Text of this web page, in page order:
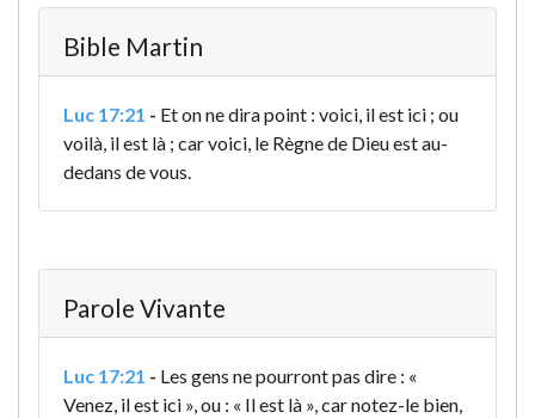
Bible Martin
Luc 17:21 - Et on ne dira point : voici, il est ici ; ou
voilà, il est là ; car voici, le Règne de Dieu est au-
dedans de vous.
Parole Vivante
Luc 17:21 - Les gens ne pourront pas dire : «
Venez, il est ici », ou : « Il est là », car notez-le bien,